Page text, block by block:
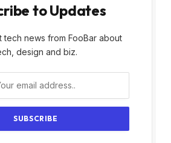
to Updates
tech news from FooBar about
design and biz.